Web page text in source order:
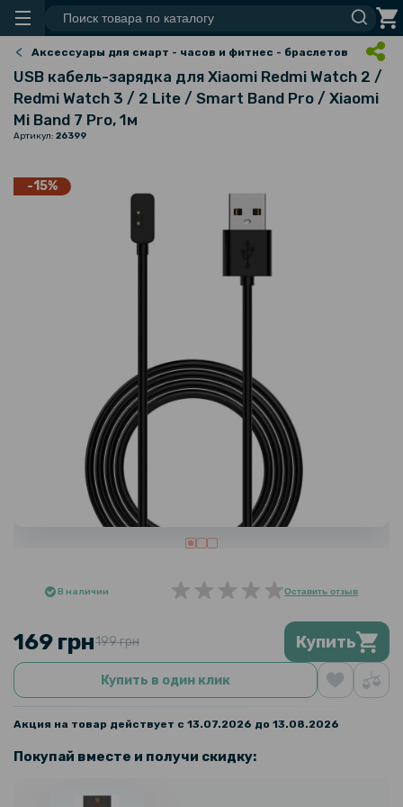
Аксессуары для смарт - часов и фитнес - браслетов
USB кабель-зарядка для Xiaomi Redmi Watch 2 /
Redmi Watch 3 / 2 Lite / Smart Band Pro / Xiaomi
Mi Band 7 Pro, 1м
Артикул: 26399
-15%
В наличии Оставить отзыв
169 грн199 грн Купить
Купить в один клик
Акция на товар действует с 13.07.2026 до 13.08.2026
Покупай вместе и получи скидку: